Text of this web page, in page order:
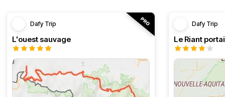
Dafy Trip
L'ouest sauvage
Dafy Trip
Le Riant